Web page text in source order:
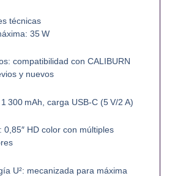
técnicas
: 35 W
: compatibilidad con CALIBURN
y nuevos
1 300 mAh, carga USB‑C (5 V/2 A)
0,85″ HD color con múltiples
U²: mecanizada para máxima